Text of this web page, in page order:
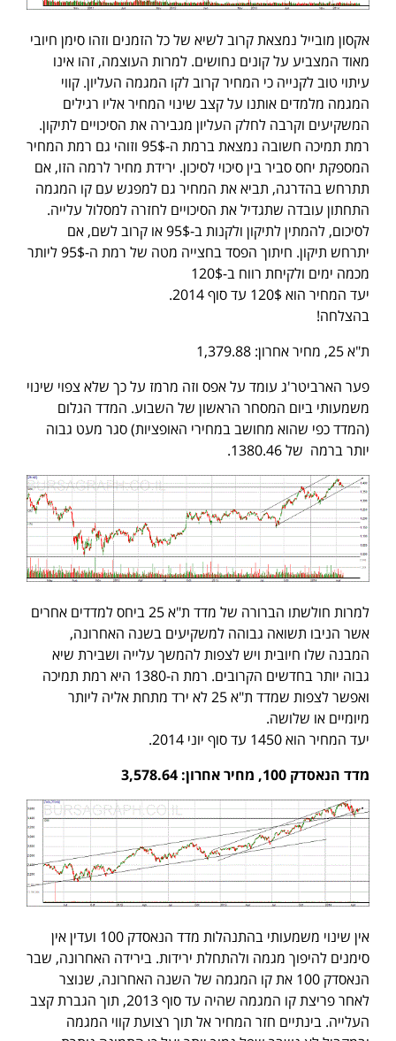
אקסון מובייל נמצאת קרוב לשיא של כל הזמנים וזהו סימן חיובי
מאוד המצביע על קונים נחושים. למרות העוצמה, זהו אינו
עיתוי טוב לקנייה כי המחיר קרוב לקו המגמה העליון. קווי
המגמה מלמדים אותנו על קצב שינוי המחיר אליו רגילים
המשקיעים וקרבה לחלק העליון מגבירה את הסיכויים לתיקון.
רמת תמיכה חשובה נמצאת ברמת ה-95$ וזוהי גם רמת המחיר
המספקת יחס סביר בין סיכוי לסיכון. ירידת מחיר לרמה הזו, אם
תתרחש בהדרגה, תביא את המחיר גם למפגש עם קו המגמה
התחתון עובדה שתגדיל את הסיכויים לחזרה למסלול עלייה.
לסיכום, להמתין לתיקון ולקנות ב-95$ או קרוב לשם, אם
יתרחש תיקון. חיתוך הפסד בחצייה מטה של רמת ה-95$ ליותר
מכמה ימים ולקיחת רווח ב-120$
יעד המחיר הוא 120$ עד סוף 2014.
בהצלחה!
ת"א 25, מחיר אחרון: 1,379.88
פער הארביטר'ג עומד על אפס וזה מרמז על כך שלא צפוי שינוי
משמעותי ביום המסחר הראשון של השבוע. המדד הגלום
(המדד כפי שהוא מחושב במחירי האופציות) סגר מעט גבוה
יותר ברמה של 1380.46.
למרות חולשתו הברורה של מדד ת"א 25 ביחס למדדים אחרים
אשר הניבו תשואה גבוהה למשקיעים בשנה האחרונה,
המבנה שלו חיובית ויש לצפות להמשך עלייה ושבירת שיא
גבוה יותר בחדשים הקרובים. רמת ה-1380 היא רמת תמיכה
ואפשר לצפות שמדד ת"א 25 לא ירד מתחת אליה ליותר
מיומיים או שלושה.
יעד המחיר הוא 1450 עד סוף יוני 2014.
מדד הנאסדק 100, מחיר אחרון: 3,578.64
אין שינוי משמעותי בהתנהלות מדד הנאסדק 100 ועדין אין
סימנים להיפוך מגמה ולהתחלת ירידות. בירידה האחרונה, שבר
הנאסדק 100 את קו המגמה של השנה האחרונה, שנוצר
לאחר פריצת קו המגמה שהיה עד סוף 2013, תוך הגברת קצב
העלייה. בינתיים חזר המחיר אל תוך רצועת קווי המגמה